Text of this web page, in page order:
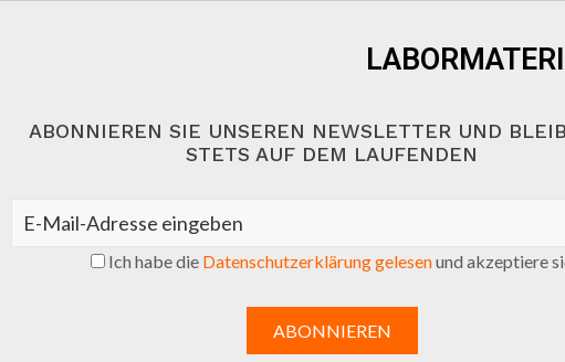
ABONNIEREN SIE UNSEREN NEWSLETTER UND
STETS AUF DEM LAUFENDEN
Ich habe die Datenschutzerklärung gelesenund akzeptiere